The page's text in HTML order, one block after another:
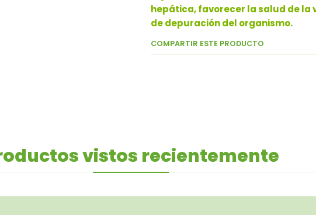
hepática, favorecer la salud de la
de depuración del organismo.
COMPARTIR ESTE PRODUCTO
vistos recientemente